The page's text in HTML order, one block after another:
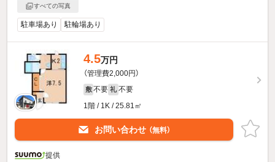
すべての写真
駐車場あり 駐輪場あり
4.5万円
（管理費2,000円）
敷 不要 礼 不要
1階 / 1K / 25.81㎡
お問い合わせ （無料）
提供